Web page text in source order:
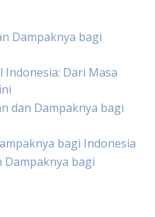
Dampaknya bagi
Indonesia: Dari Masa
dan Dampaknya bagi
bagi Indonesia
Dampaknya bagi